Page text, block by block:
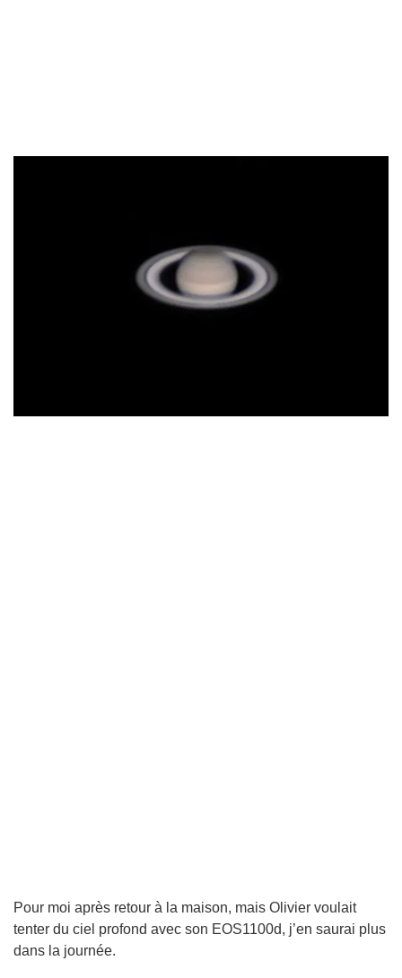
Pour moi après retour à la maison, mais Olivier voulait
tenter du ciel profond avec son EOS1100d, j’en saurai plus
dans la journée.